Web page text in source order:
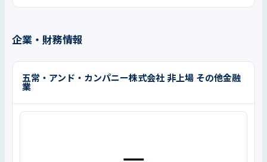
企業・財務情報
五常・アンド・カンパニー株式会社 非上場 その他金融
業